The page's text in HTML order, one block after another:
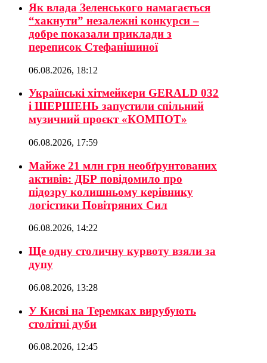
Як влада Зеленського намагається
“хакнути” незалежні конкурси –
добре показали приклади з
переписок Стефанішиної
06.08.2026, 18:12
Українські хітмейкери GERALD 032
і ШЕРШЕНЬ запустили спільний
музичний проєкт «КОМПОТ»
06.08.2026, 17:59
Майже 21 млн грн необґрунтованих
активів: ДБР повідомило про
підозру колишньому керівнику
логістики Повітряних Сил
06.08.2026, 14:22
Ще одну столичну курвоту взяли за
дупу
06.08.2026, 13:28
У Києві на Теремках вирубують
столітні дуби
06.08.2026, 12:45